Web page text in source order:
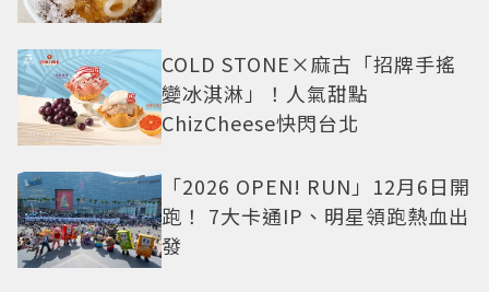
COLD STONE×麻古「招牌手搖
變冰淇淋」！人氣甜點
ChizCheese快閃台北
「2026 OPEN! RUN」12月6日開
跑！ 7大卡通IP、明星領跑熱血出
發